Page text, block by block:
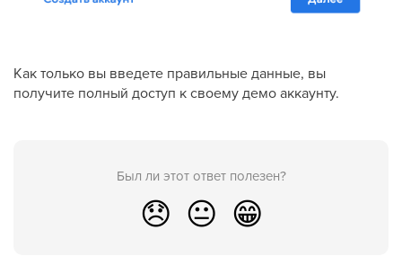
Как только вы введете правильные данные, вы
получите полный доступ к своему демо аккаунту.
Был ли этот ответ полезен?
😞 😐 😁